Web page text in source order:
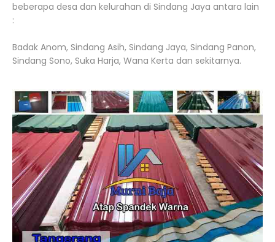
beberapa desa dan kelurahan di Sindang Jaya antara lain
:
Badak Anom, Sindang Asih, Sindang Jaya, Sindang Panon,
Sindang Sono, Suka Harja, Wana Kerta dan sekitarnya.